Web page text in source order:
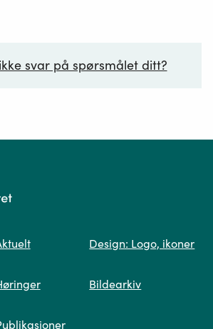
svar på spørsmålet ditt?
Design: Logo, ikoner
Bildearkiv